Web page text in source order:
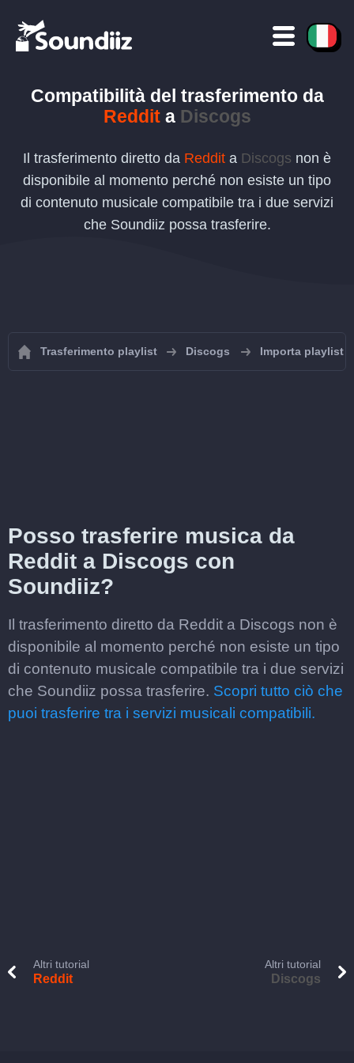
Compatibilità del trasferimento da
Reddita Discogs
Il trasferimento diretto da Reddit a Discogs non è
disponibile al momento perché non esiste un tipo
di contenuto musicale compatibile tra i due servizi
che Soundiiz possa trasferire.
Trasferimento playlist Discogs Importa playlist
Posso trasferire musica da
Reddit a Discogs con
Soundiiz?
Il trasferimento diretto da Reddit a Discogs non è
disponibile al momento perché non esiste un tipo
di contenuto musicale compatibile tra i due servizi
che Soundiiz possa trasferire. Scopri tutto ciò che
puoi trasferire tra i servizi musicali compatibili.
Altri tutorial
Reddit
Altri tutorial
Discogs